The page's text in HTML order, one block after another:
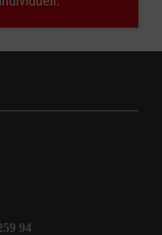
94